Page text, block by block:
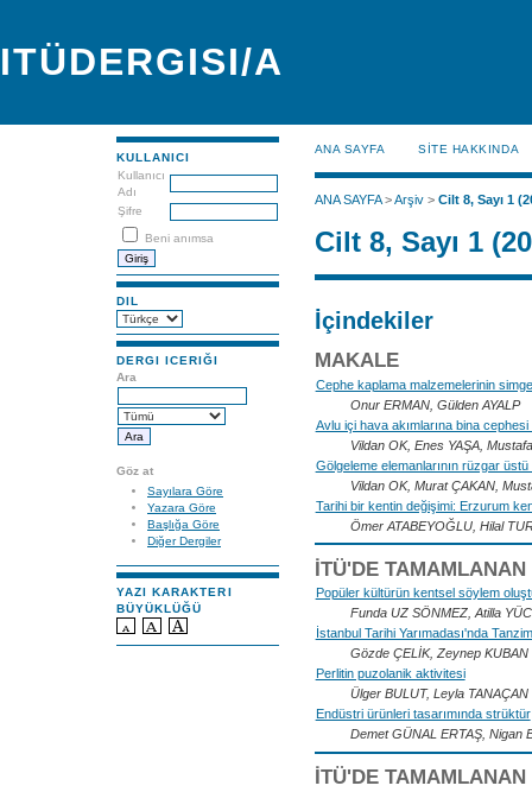
ITÜDERGISI/A
KULLANICI
Kullanıcı
Adı
Şifre
Beni anımsa
DIL
DERGI ICERIĞI
Ara
Göz at
Sayılara Göre
Yazara Göre
Başlığa Göre
Diğer Dergiler
YAZI KARAKTERI
BÜYÜKLÜĞÜ
ANA SAYFA SİTE HAKKINDA
ANA SAYFA>Arşiv> Cilt 8, Sayı 1
Cilt 8, Sayı 1
İçindekiler
MAKALE
Cephe kaplama malzemelerinin
Onur ERMAN, Gülden AYALP
Avlu içi hava akımlarına bina cephesi
Vildan OK, Enes YAŞA,
Gölgeleme elemanlarının rüzgar
Vildan OK, Murat ÇAKAN,
Tarihi bir kentin değişimi: Erzurum
Ömer ATABEYOĞLU, Hilal
İTÜ'DE
Popüler kültürün kentsel söylem
Funda UZ SÖNMEZ, Atilla
İstanbul Tarihi Yarımadası'nda
Gözde ÇELİK, Zeynep KUBAN
Perlitin puzolanik aktivitesi
Ülger BULUT, Leyla TANAÇAN
Endüstri ürünleri tasarımında strüktür
Demet GÜNAL ERTAŞ, Nigan
İTÜ'DE